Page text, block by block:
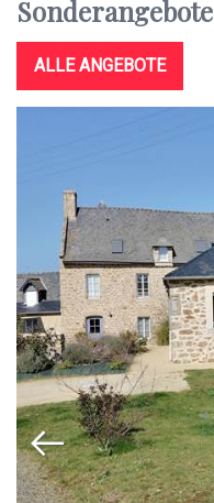
Sonderangebote
ALLE ANGEBOTE